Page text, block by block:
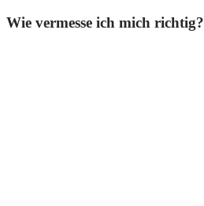
Wie vermesse ich mich richtig?